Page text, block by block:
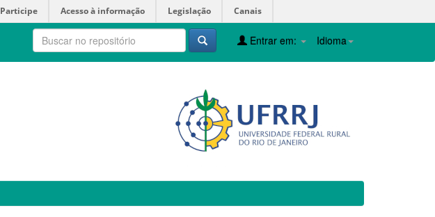
Participe Acesso à informação Legislação Canais
Idioma
Entrar em: